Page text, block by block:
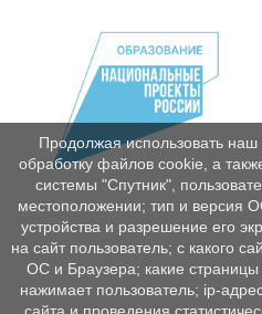
Продолжая использовать наш
обработку файлов cookie, а
системы "Спутник",
местоположении; тип и версия
устройства и разрешение его
на сайт пользователь; с какого
ОС и Браузера; какие страницы
нажимает пользователь; ip-